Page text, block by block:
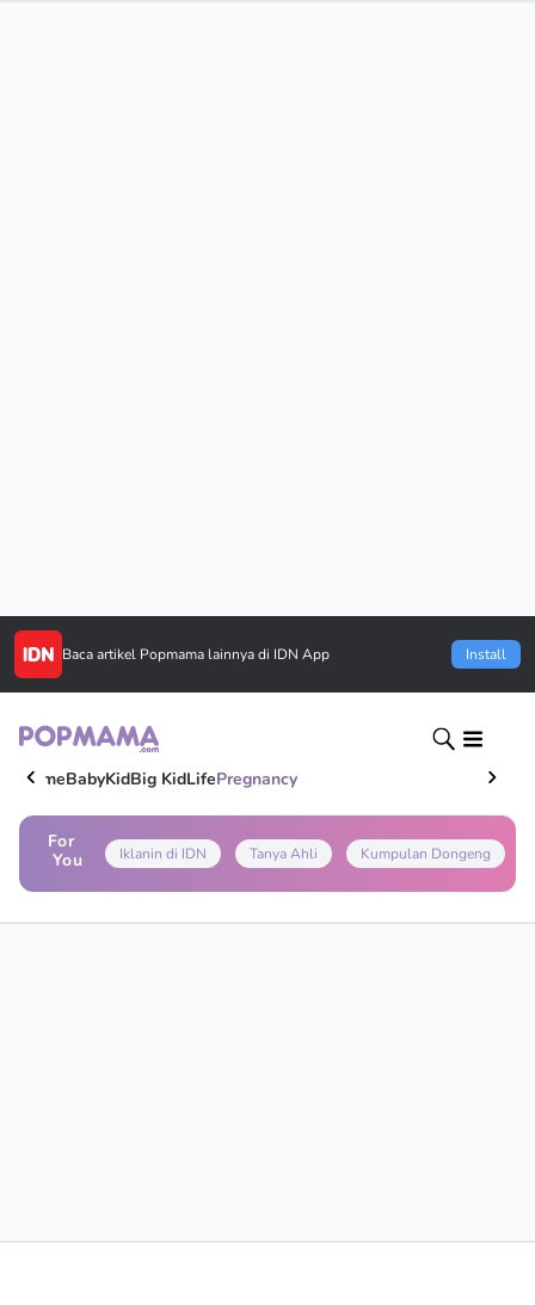
Baca artikel Popmama lainnya di IDN App Install
HomeBabyKidBig KidLifePregnancy
For
You
Iklanin di IDN Tanya Ahli Kumpulan Dongeng